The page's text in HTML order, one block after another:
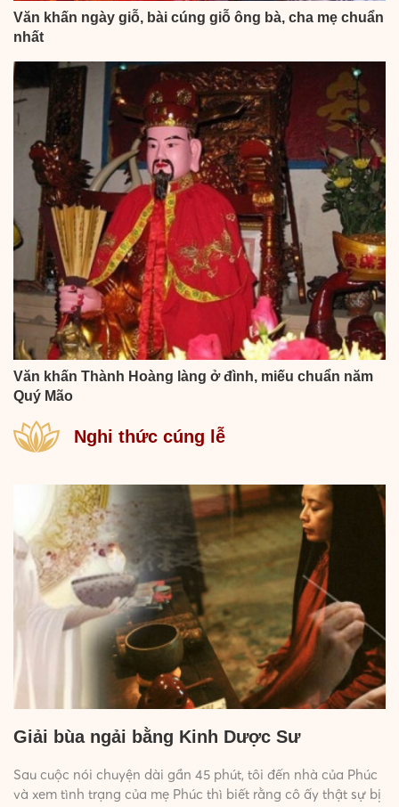
Văn khấn ngày giỗ, bài cúng giỗ ông bà, cha mẹ chuẩn
nhất
Văn khấn Thành Hoàng làng ở đình, miếu chuẩn năm
Quý Mão
Nghi thức cúng lễ
Giải bùa ngải bằng Kinh Dược Sư
Sau cuộc nói chuyện dài gần 45 phút, tôi đến nhà của Phúc
và xem tình trạng của mẹ Phúc thì biết rằng cô ấy thật sự bị